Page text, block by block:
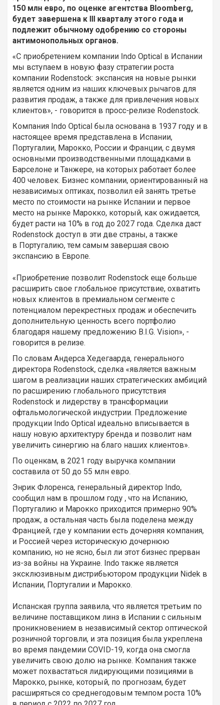
150 млн евро, по оценке агентства Bloomberg,
будет завершена к
кварталу этого года и
подлежит обычному одобрению со стороны
антимонопольных органов.
«С приобретением компании Indo Optical в Испании
мы вступаем в новую фазу стратегии роста
компании Rodenstock: экспансия на новые рынки
является одним из наших ключевых рычагов для
развития продаж, а также для привлечения новых
клиентов», - говорится в просс-релизе Rodenstock.
Компания Indo Optical была основана в 1937 году и в
настоящее время представлена в Испании,
Португалии, Марокко, России и Франции, с двумя
основными производственными площадками в
Барселоне и Танжере, на которых работает более
400 человек. Бизнес компании, ориентированный на
независимых оптиках, позволил ей занять третье
место по стоимости на рынке Испании и первое
место на рынке Марокко, который, как ожидается,
будет расти на 10% в год до 2027 года. Сделка даст
Rodenstock доступ в эти две страны, а также
в Португалию, тем самым завершая свою
экспансию в Европе.
«Приобретение позволит Rodenstock еще больше
расширить свое глобальное присутствие, охватить
новых клиентов в премиальном сегменте с
потенциалом перекрестных продаж и обеспечить
дополнительную ценность всего портфолио
благодаря нашему предложению B.I.G. Vision», -
говорится в релизе.
По словам Андерса Хедегаарда, генерального
директора Rodenstock, сделка «является важным
шагом в реализации наших стратегических амбиций
по расширению глобального присутствия
Rodenstock и лидерству в трансформации
офтальмологической индустрии. Предложение
продукции Indo Optical идеально вписывается в
нашу новую архитектуру бренда и позволит нам
увеличить синергию на благо наших клиентов».
По оценкам, в 2021 году выручка компании
составила от 50 до 55 млн евро.
Энрик Флоренса, генеральный директор Indo,
сообщил нам в прошлом году , что на Испанию,
Португалию и Марокко приходится примерно 90%
продаж, а остальная часть была поделена между
Францией, где у компании есть дочерняя компания,
и Россией через историческую дочернюю
компанию, но не ясно, был ли этот бизнес прерван
из-за войны на Украине. Indo также является
эксклюзивным дистрибьютором продукции Nidek в
Испании, Португалии и Марокко.
Испанская группа заявила, что является третьим по
величине поставщиком линз в Испании с сильным
проникновением в независимый сектор оптической
розничной торговли, и эта позиция была укреплена
во время пандемии COVID-19, когда она смогла
увеличить свою долю на рынке. Компания также
может похвастаться лидирующими позициями в
Марокко, рынке, который, по прогнозам, будет
расширяться со среднегодовым темпом роста 10%